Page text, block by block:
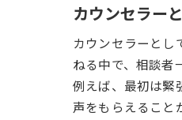
カウンセラー
カウンセラーとし
ねる中で、相談者
例えば、最初は緊
声をもらえること